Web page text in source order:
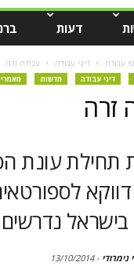
דעות
עבודה דיני עבודה עבודה זרה
דיני עבודה חדשות
זרה
תחילת עונת
נימרודי -
13/10/2014